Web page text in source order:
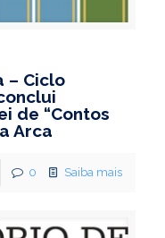
– Ciclo
de “Contos
Arca
0 Saiba mais